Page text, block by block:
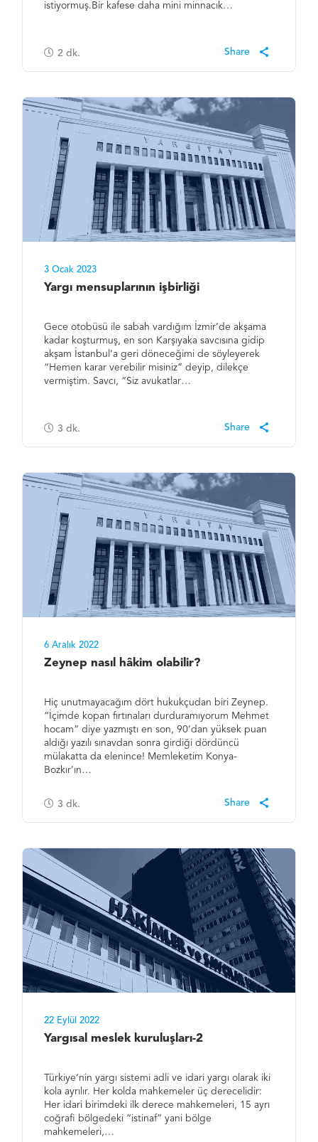
istiyormuş.Bir kafese daha mini minnacık…
2 dk.
3 Ocak 2023
Yargı mensuplarının işbirliği
Gece otobüsü ile sabah vardığım İzmir’de akşama
kadar koşturmuş, en son Karşıyaka savcısına gidip
akşam İstanbul’a geri döneceğimi de söyleyerek
“Hemen karar verebilir misiniz” deyip, dilekçe
vermiştim. Savcı, “Siz avukatlar…
3 dk.
6 Aralık 2022
Zeynep nasıl hâkim olabilir?
Hiç unutmayacağım dört hukukçudan biri Zeynep.
“İçimde kopan fırtınaları durduramıyorum Mehmet
hocam” diye yazmıştı en son, 90’dan yüksek puan
aldığı yazılı sınavdan sonra girdiği dördüncü
mülakatta da elenince! Memleketim Konya-
Bozkır’ın…
3 dk.
22 Eylül 2022
Yargısal meslek kuruluşları-2
Türkiye’nin yargı sistemi adli ve idari yargı olarak iki
kola ayrılır. Her kolda mahkemeler üç derecelidir:
Her idari birimdeki ilk derece mahkemeleri, 15 ayrı
coğrafi bölgedeki “istinaf” yani bölge
mahkemeleri,…